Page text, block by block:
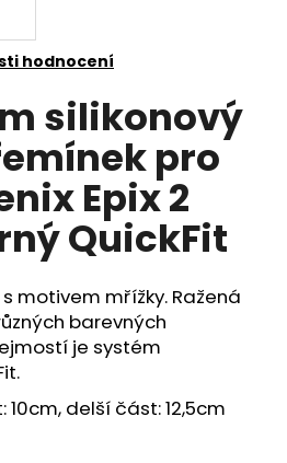
hodnocení
silikonový
pro
Epix 2
QuickFit
motivem mřížky. Ražená
barevných
je systém
delší část: 12,5cm